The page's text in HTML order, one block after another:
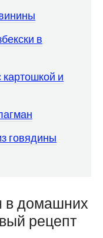
в
картошкой и
говядины
в домашних
рецепт